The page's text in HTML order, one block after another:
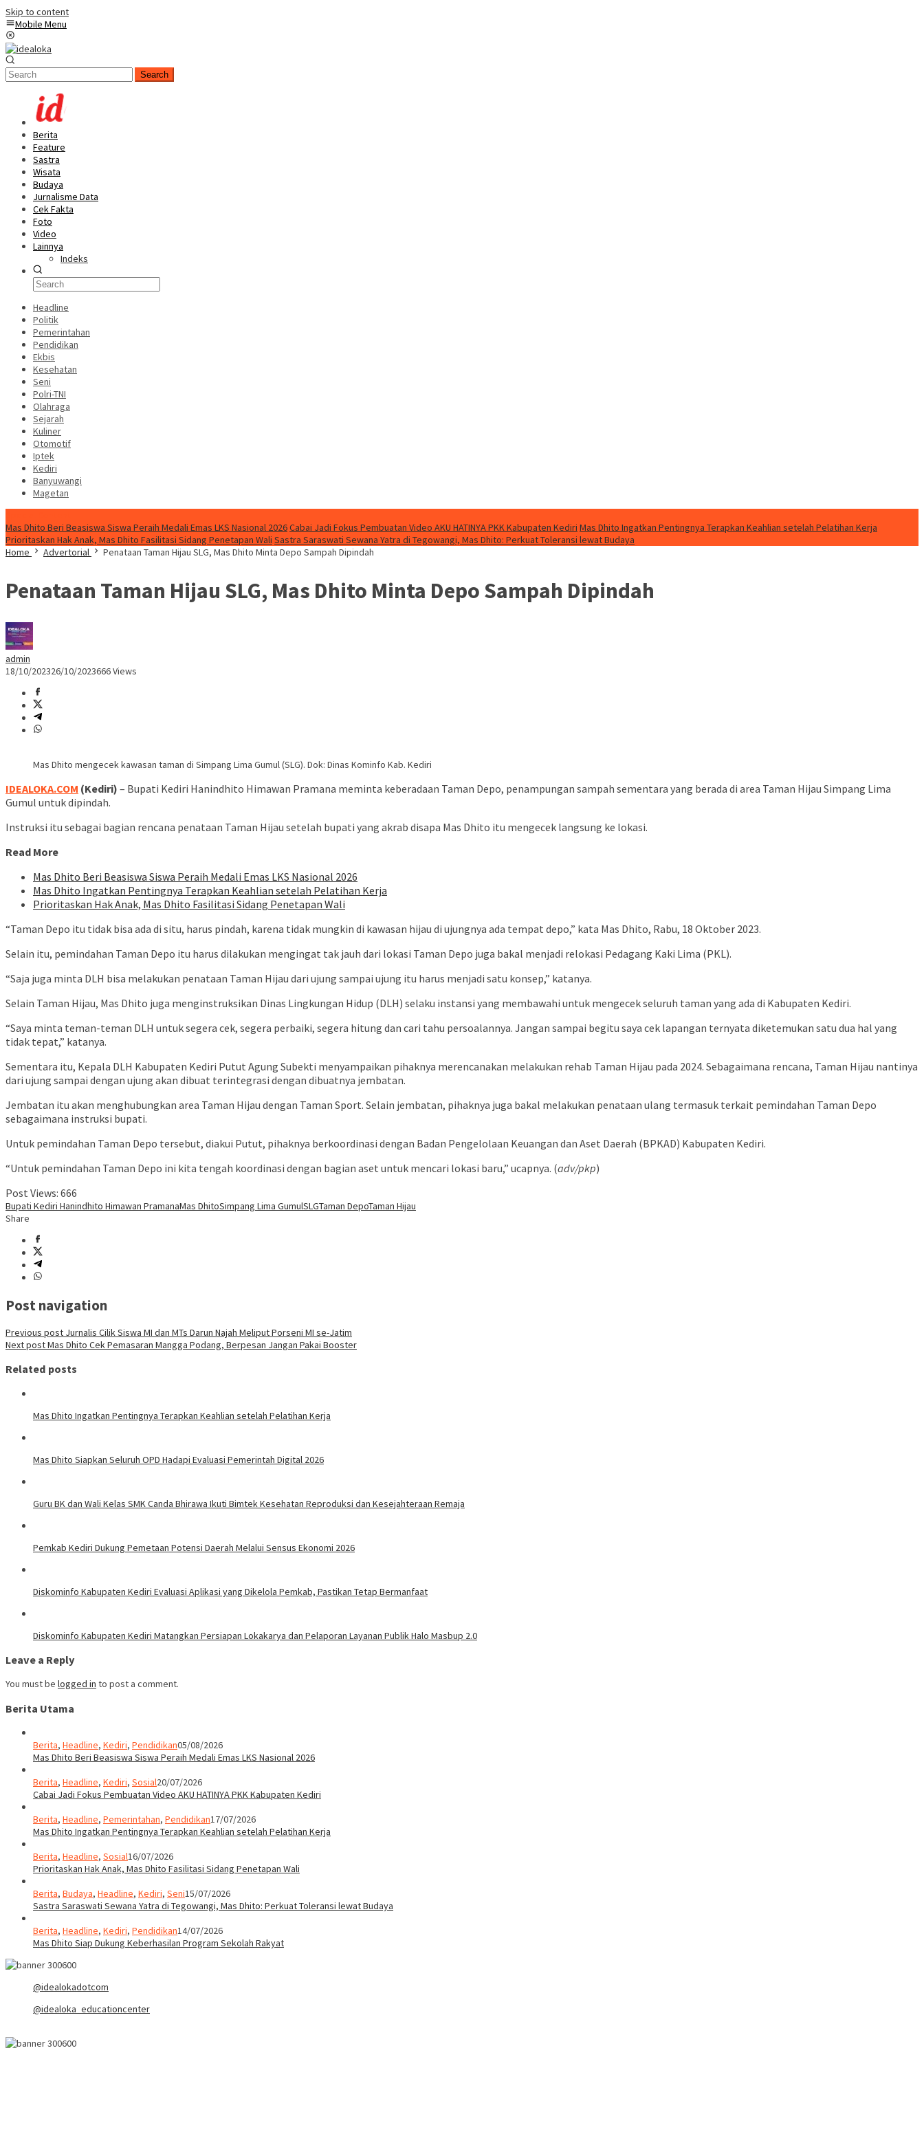
Skip to content
Mobile Menu
Search
Berita
Feature
Sastra
Wisata
Budaya
Jurnalisme Data
Cek Fakta
Foto
Video
Lainnya
Indeks
Headline
Politik
Pemerintahan
Pendidikan
Ekbis
Kesehatan
Seni
Polri-TNI
Olahraga
Sejarah
Kuliner
Otomotif
Iptek
Kediri
Banyuwangi
Magetan
Mas Dhito Beri Beasiswa Siswa Peraih Medali Emas LKS Nasional 2026Cabai Jadi Fokus Pembuatan Video AKU HATINYA PKK Kabupaten Kediri Mas Dhito Ingatkan Pentingnya Terapkan Keahlian setelah Pelatihan Kerja
Prioritaskan Hak Anak, Mas Dhito Fasilitasi Sidang Penetapan Wali Sastra Saraswati Sewana Yatra di Tegowangi, Mas Dhito: Perkuat Toleransi lewat Budaya
Home
Advertorial Penataan Taman Hijau SLG, Mas Dhito Minta Depo Sampah Dipindah
Penataan Taman Hijau SLG, Mas Dhito Minta Depo Sampah Dipindah
admin
18/10/202326/10/2023666 Views
Mas Dhito mengecek kawasan taman di Simpang Lima Gumul (SLG). Dok: Dinas Kominfo Kab. Kediri
IDEALOKA.COM (Kediri) – Bupati Kediri Hanindhito Himawan Pramana meminta keberadaan Taman Depo, penampungan sampah sementara yang berada di area Taman Hijau Simpang Lima
Gumul untuk dipindah.
Instruksi itu sebagai bagian rencana penataan Taman Hijau setelah bupati yang akrab disapa Mas Dhito itu mengecek langsung ke lokasi.
Read More
Mas Dhito Beri Beasiswa Siswa Peraih Medali Emas LKS Nasional 2026
Mas Dhito Ingatkan Pentingnya Terapkan Keahlian setelah Pelatihan Kerja
Prioritaskan Hak Anak, Mas Dhito Fasilitasi Sidang Penetapan Wali
“Taman Depo itu tidak bisa ada di situ, harus pindah, karena tidak mungkin di kawasan hijau di ujungnya ada tempat depo,” kata Mas Dhito, Rabu, 18 Oktober 2023.
Selain itu, pemindahan Taman Depo itu harus dilakukan mengingat tak jauh dari lokasi Taman Depo juga bakal menjadi relokasi Pedagang Kaki Lima (PKL).
“Saja juga minta DLH bisa melakukan penataan Taman Hijau dari ujung sampai ujung itu harus menjadi satu konsep,” katanya.
Selain Taman Hijau, Mas Dhito juga menginstruksikan Dinas Lingkungan Hidup (DLH) selaku instansi yang membawahi untuk mengecek seluruh taman yang ada di Kabupaten Kediri.
“Saya minta teman-teman DLH untuk segera cek, segera perbaiki, segera hitung dan cari tahu persoalannya. Jangan sampai begitu saya cek lapangan ternyata diketemukan satu dua hal yang
tidak tepat,” katanya.
Sementara itu, Kepala DLH Kabupaten Kediri Putut Agung Subekti menyampaikan pihaknya merencanakan melakukan rehab Taman Hijau pada 2024. Sebagaimana rencana, Taman Hijau nantinya
dari ujung sampai dengan ujung akan dibuat terintegrasi dengan dibuatnya jembatan.
Jembatan itu akan menghubungkan area Taman Hijau dengan Taman Sport. Selain jembatan, pihaknya juga bakal melakukan penataan ulang termasuk terkait pemindahan Taman Depo
sebagaimana instruksi bupati.
Untuk pemindahan Taman Depo tersebut, diakui Putut, pihaknya berkoordinasi dengan Badan Pengelolaan Keuangan dan Aset Daerah (BPKAD) Kabupaten Kediri.
“Untuk pemindahan Taman Depo ini kita tengah koordinasi dengan bagian aset untuk mencari lokasi baru,” ucapnya. (adv/pkp)
Post Views: 666
Bupati Kediri Hanindhito Himawan PramanaMas DhitoSimpang Lima GumulSLGTaman DepoTaman Hijau
Share
Post navigation
Previous post Jurnalis Cilik Siswa MI dan MTs Darun Najah Meliput Porseni MI se-Jatim
Next postMas Dhito Cek Pemasaran Mangga Podang, Berpesan Jangan Pakai Booster
Related posts
Mas Dhito Ingatkan Pentingnya Terapkan Keahlian setelah Pelatihan Kerja
Mas Dhito Siapkan Seluruh OPD Hadapi Evaluasi Pemerintah Digital 2026
Guru BK dan Wali Kelas SMK Canda Bhirawa Ikuti Bimtek Kesehatan Reproduksi dan Kesejahteraan Remaja
Pemkab Kediri Dukung Pemetaan Potensi Daerah Melalui Sensus Ekonomi 2026
Diskominfo Kabupaten Kediri Evaluasi Aplikasi yang Dikelola Pemkab, Pastikan Tetap Bermanfaat
Diskominfo Kabupaten Kediri Matangkan Persiapan Lokakarya dan Pelaporan Layanan Publik Halo Masbup 2.0
Leave a Reply
You must be logged in to post a comment.
Berita Utama
Berita, Headline, Kediri, Pendidikan05/08/2026
Mas Dhito Beri Beasiswa Siswa Peraih Medali Emas LKS Nasional 2026
Berita, Headline, Kediri, Sosial20/07/2026
Cabai Jadi Fokus Pembuatan Video AKU HATINYA PKK Kabupaten Kediri
Berita, Headline, Pemerintahan, Pendidikan17/07/2026
Mas Dhito Ingatkan Pentingnya Terapkan Keahlian setelah Pelatihan Kerja
Berita, Headline, Sosial16/07/2026
Prioritaskan Hak Anak, Mas Dhito Fasilitasi Sidang Penetapan Wali
Berita, Budaya, Headline, Kediri, Seni15/07/2026
Sastra Saraswati Sewana Yatra di Tegowangi, Mas Dhito: Perkuat Toleransi lewat Budaya
Berita, Headline, Kediri, Pendidikan14/07/2026
Mas Dhito Siap Dukung Keberhasilan Program Sekolah Rakyat
@idealokadotcom
@idealoka_educationcenter